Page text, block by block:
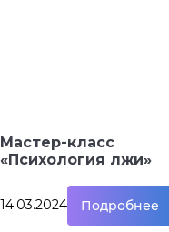
Мастер-класс
«Психология лжи»
14.03.2024 Подробнее